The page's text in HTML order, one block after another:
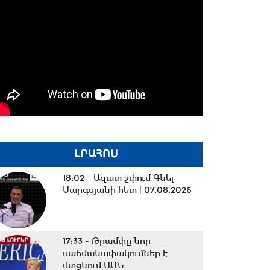
ԼՐԱՀՈՍ
18:02 - Ազատ շփում Գնել
Սարգսյանի հետ | 07.08.2026
17:33 - Թրամփը նոր
սահմանափակումներ է
մտցնում ԱՄՆ